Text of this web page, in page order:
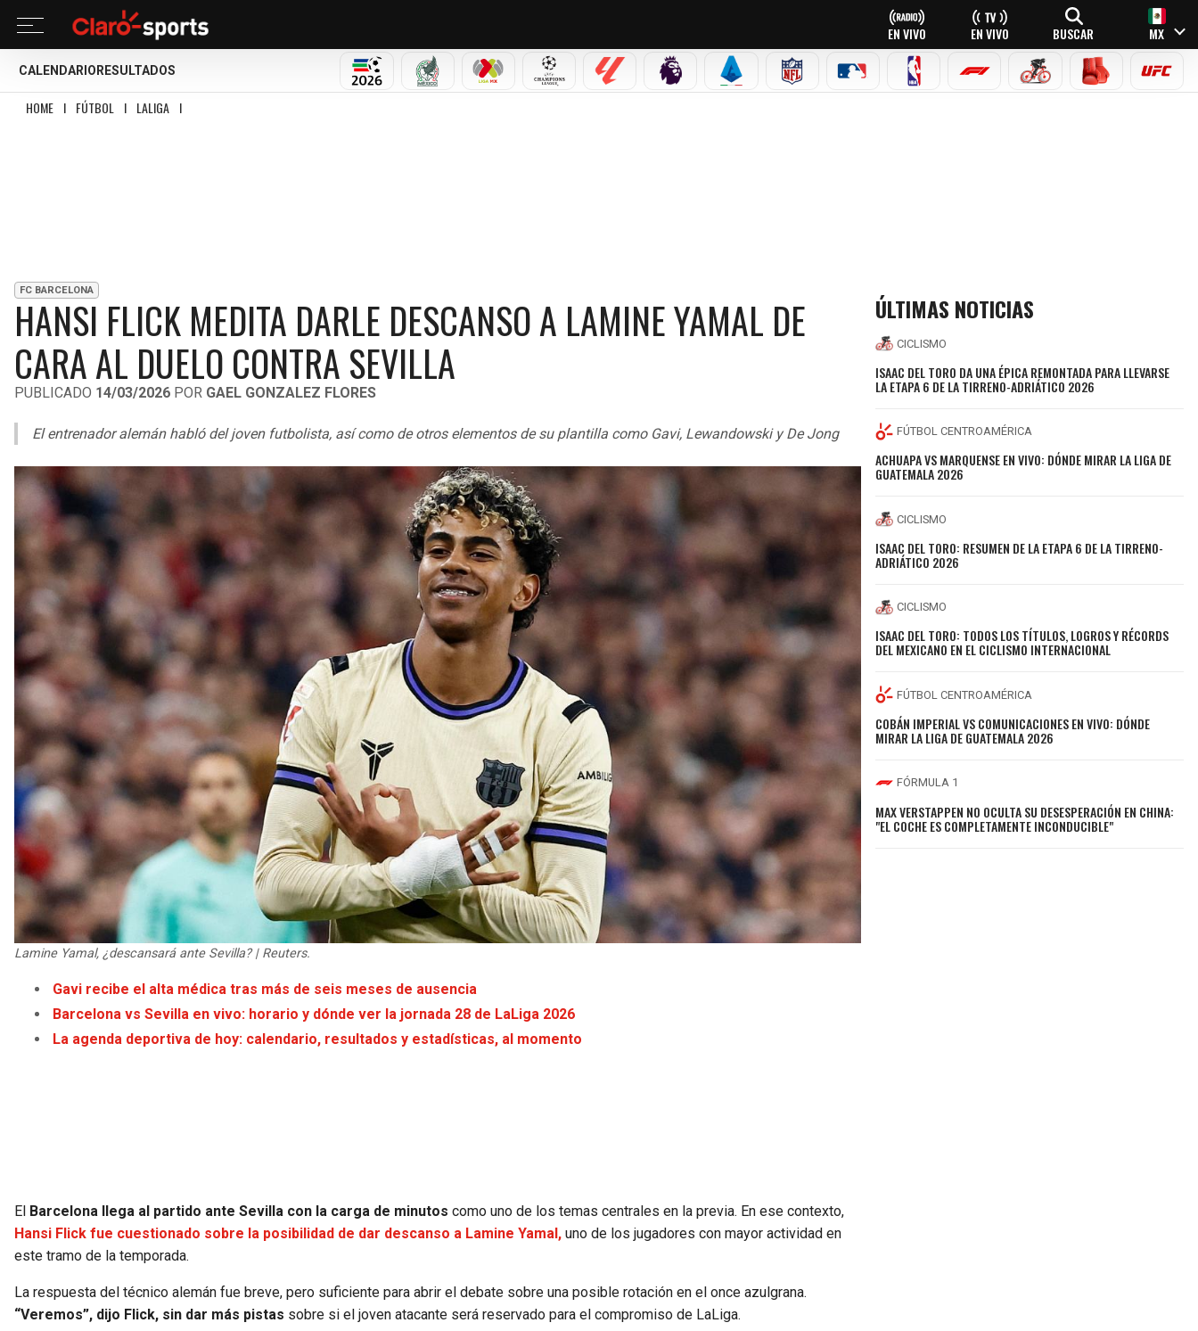
EN VIVO EN VIVO BUSCAR MX
CALENDARIO RESULTADOS
MUNDIAL 2026SELECCIÓN MEXICANA
LIGA MX CHAMPIONS LEAGUE
LALIGA PREMIER LEAGUE
SERIE A NFL MLB NBA FÓRMULA 1CICLISMOBOXEO UFC
HOME I FÚTBOL I LALIGA I
FC BARCELONA
HANSI FLICK MEDITA DARLE DESCANSO A LAMINE YAMAL DE
CARA AL DUELO CONTRA SEVILLA
PUBLICADO 14/03/2026 POR GAEL GONZALEZ FLORES
El entrenador alemán habló del joven futbolista, así como de otros elementos de su plantilla como Gavi, Lewandowski y De Jong
Lamine Yamal, ¿descansará ante Sevilla? | Reuters.
Gavi recibe el alta médica tras más de seis meses de ausencia
Barcelona vs Sevilla en vivo: horario y dónde ver la jornada 28 de LaLiga 2026
La agenda deportiva de hoy: calendario, resultados y estadísticas, al momento
El Barcelona llega al partido ante Sevilla con la carga de minutos como uno de los temas centrales en la previa. En ese contexto,
Hansi Flick fue cuestionado sobre la posibilidad de dar descanso a Lamine Yamal, uno de los jugadores con mayor actividad en
este tramo de la temporada.
La respuesta del técnico alemán fue breve, pero suficiente para abrir el debate sobre una posible rotación en el once azulgrana.
“Veremos”, dijo Flick, sin dar más pistas sobre si el joven atacante será reservado para el compromiso de LaLiga.
ÚLTIMAS NOTICIAS
CICLISMO
ISAAC DEL TORO DA UNA ÉPICA REMONTADA PARA LLEVARSE
LA ETAPA 6 DE LA TIRRENO-ADRIÁTICO 2026
FÚTBOL CENTROAMÉRICA
ACHUAPA VS MARQUENSE EN VIVO: DÓNDE MIRAR LA LIGA DE
GUATEMALA 2026
CICLISMO
ISAAC DEL TORO: RESUMEN DE LA ETAPA 6 DE LA TIRRENO-
ADRIÁTICO 2026
CICLISMO
ISAAC DEL TORO: TODOS LOS TÍTULOS, LOGROS Y RÉCORDS
DEL MEXICANO EN EL CICLISMO INTERNACIONAL
FÚTBOL CENTROAMÉRICA
COBÁN IMPERIAL VS COMUNICACIONES EN VIVO: DÓNDE
MIRAR LA LIGA DE GUATEMALA 2026
FÓRMULA 1
MAX VERSTAPPEN NO OCULTA SU DESESPERACIÓN EN CHINA:
"EL COCHE ES COMPLETAMENTE INCONDUCIBLE"